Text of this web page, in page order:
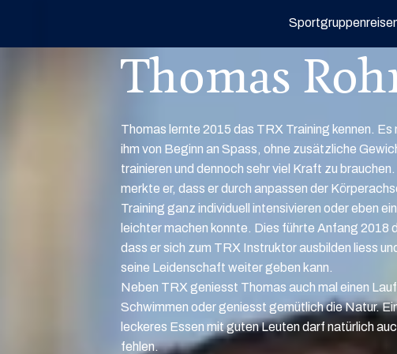
Thomas
Thomas lernte 2015 das TRX Training kennen. Es
ihm von Beginn an Spass, ohne zusätzliche
trainieren und dennoch sehr viel Kraft zu brauchen.
merkte er, dass er durch anpassen der
Training ganz individuell intensivieren oder eben
leichter machen konnte. Dies führte Anfang 2018
dass er sich zum TRX Instruktor ausbilden liess
seine Leidenschaft weiter geben kann.
Neben TRX geniesst Thomas auch mal einen
Schwimmen oder geniesst gemütlich die Natur.
leckeres Essen mit guten Leuten darf natürlich
fehlen.